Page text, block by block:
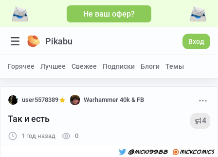
Не ваш офер?
Pikabu Вход
Горячее Лучшее Свежее Подписки Блоги Темы
user5578389 Warhammer 40k & FB
Так и есть 4
1 год назад 0